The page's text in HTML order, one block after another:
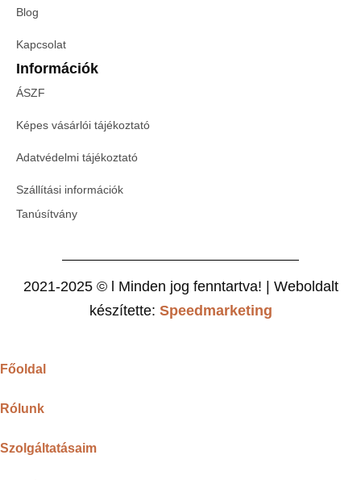
Blog
Kapcsolat
Információk
ÁSZF
Képes vásárlói tájékoztató
Adatvédelmi tájékoztató
Szállítási információk
Tanúsítvány
2021-2025 © l Minden jog fenntartva! | Weboldalt
készítette: Speedmarketing
Főoldal
Rólunk
Szolgáltatásaim